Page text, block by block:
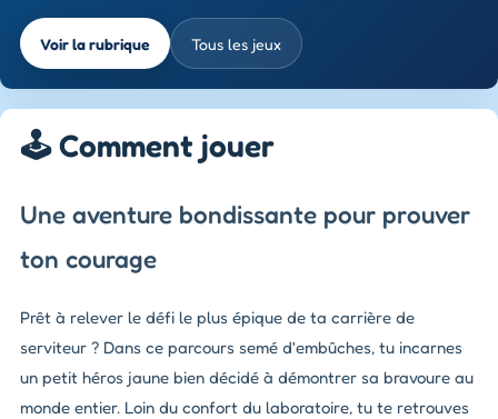
Voir la rubrique Tous les jeux
🕹️ Comment jouer
Une aventure bondissante pour prouver
ton courage
Prêt à relever le défi le plus épique de ta carrière de
serviteur ? Dans ce parcours semé d'embûches, tu incarnes
un petit héros jaune bien décidé à démontrer sa bravoure au
monde entier. Loin du confort du laboratoire, tu te retrouves